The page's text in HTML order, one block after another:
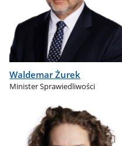
Waldemar Żurek
Minister Sprawiedliwości